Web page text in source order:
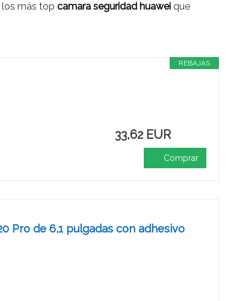
los más top camara seguridad huawei que
REBAJAS
33,62 EUR
Comprar
Pro de 6,1 pulgadas con adhesivo